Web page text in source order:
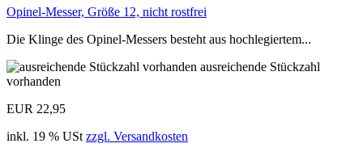
Opinel-Messer, Größe 12, nicht rostfrei
Die Klinge des Opinel-Messers besteht aus hochlegiertem...
ausreichende Stückzahl
vorhanden
EUR 22,95
inkl. 19 % USt zzgl. Versandkosten